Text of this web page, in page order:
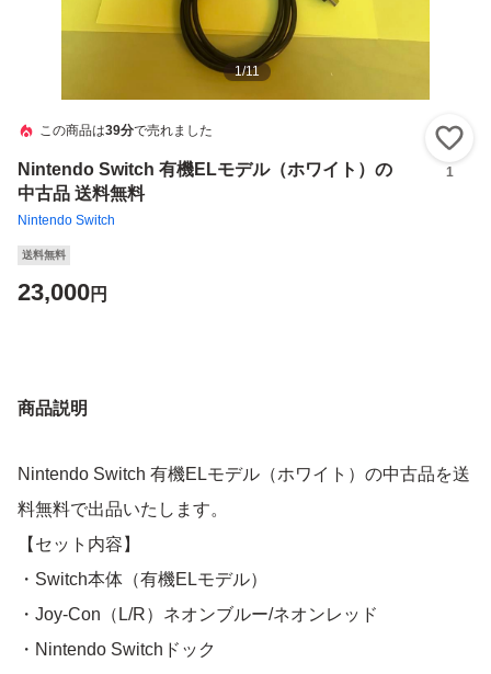
1/11
この商品は39分で売れました
Nintendo Switch 有機ELモデル（ホワイト）の
中古品 送料無料
Nintendo Switch
1
送料無料
23,000円
商品説明
Nintendo Switch 有機ELモデル（ホワイト）の中古品を送
料無料で出品いたします。
【セット内容】
・Switch本体（有機ELモデル）
・Joy-Con（L/R）ネオンブルー/ネオンレッド
・Nintendo Switchドック